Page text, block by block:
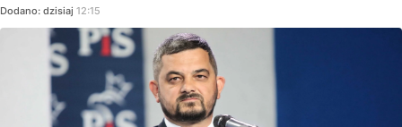
Dodano: dzisiaj 12:15